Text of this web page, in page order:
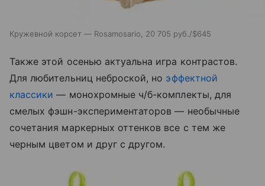
Кружевной корсет — Rosamosario, 20 705 руб./$645
Также этой осенью актуальна игра контрастов.
Для любительниц неброской, но эффектной
классики — монохромные ч/б-комплекты, для
смелых фэшн-экспериментаторов — необычные
сочетания маркерных оттенков все с тем же
черным цветом и друг с другом.